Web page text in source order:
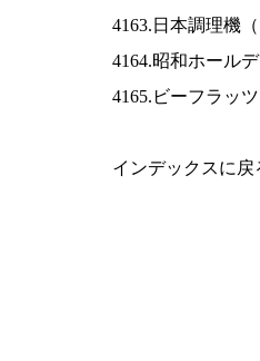
4163.日本調理機（
4164.昭和ホール
4165.ビーフラッ
インデックスに戻